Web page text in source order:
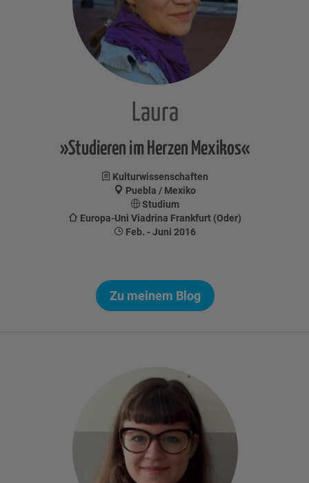
Laura
»Studieren im Herzen Mexikos«
Kulturwissenschaften
Puebla / Mexiko
Studium
Europa-Uni Viadrina Frankfurt (Oder)
Feb. - Juni 2016
Zu meinem Blog